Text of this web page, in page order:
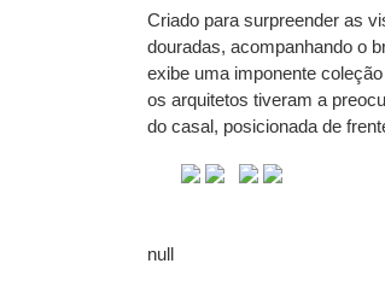
Criado para surpreender as
douradas, acompanhando o
exibe uma imponente
os arquitetos tiveram a
do casal, posicionada de
null